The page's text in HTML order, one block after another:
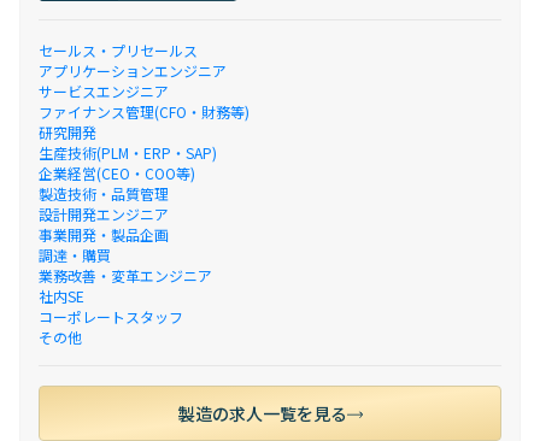
セールス・プリセールス
アプリケーションエンジニア
サービスエンジニア
ファイナンス管理(CFO・財務等)
研究開発
生産技術(PLM・ERP・SAP)
企業経営(CEO・COO等)
製造技術・品質管理
設計開発エンジニア
事業開発・製品企画
調達・購買
業務改善・変革エンジニア
社内SE
コーポレートスタッフ
その他
製造の求人一覧を見る